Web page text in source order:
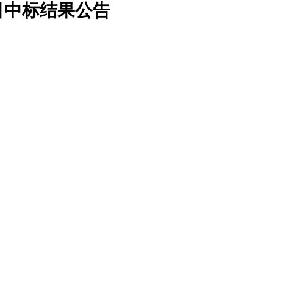
中标结果公告